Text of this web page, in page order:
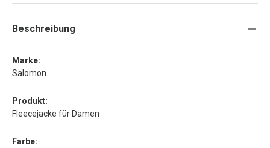
Beschreibung
Marke:
Salomon
Produkt:
Fleecejacke für Damen
Farbe: